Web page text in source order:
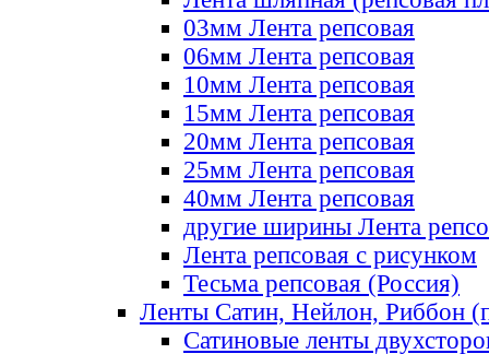
03мм Лента репсовая
06мм Лента репсовая
10мм Лента репсовая
15мм Лента репсовая
20мм Лента репсовая
25мм Лента репсовая
40мм Лента репсовая
другие ширины Лента
Лента репсовая с рисунком
Тесьма репсовая (Россия)
Ленты Сатин, Нейлон, Риббон
Сатиновые ленты